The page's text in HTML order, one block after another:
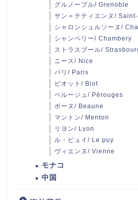
グルノーブル/ Grenoble
サン＝テティエンヌ/
シャロンシュルソーヌ/
シャンベリー/ Chambery
ストラスブール/
ニース/ Nice
パリ/ Paris
ビオット/ Biot
ペルージュ/ Pérouges
ボーヌ/ Beaune
マントン/ Menton
リヨン/ Lyon
ル・ピュイ/ Le puy
ヴィエンヌ/ Vienne
モナコ
中国